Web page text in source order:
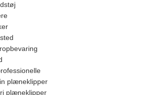
plæneklipper
plæneklipper